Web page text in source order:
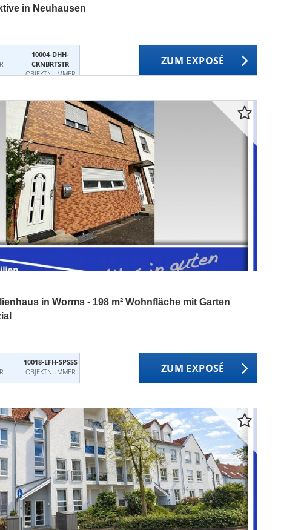
in Neuhausen
10004-DHH-
CKNBRTSTR
OBJEKTNUMMER
ZUM EXPOSÉ
in Worms - 198 m² Wohnfläche mit Garten
10018-EFH-SPSSS
OBJEKTNUMMER
ZUM EXPOSÉ